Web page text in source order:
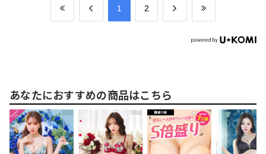
​1 ​2
あなたにおすすめの商品はこちら